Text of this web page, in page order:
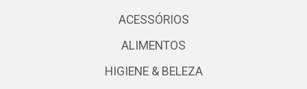
ACESSÓRIOS
ALIMENTOS
HIGIENE & BELEZA